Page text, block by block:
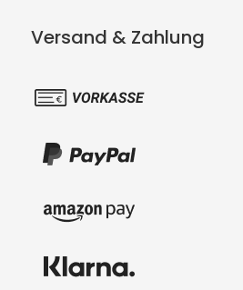
Versand & Zahlung